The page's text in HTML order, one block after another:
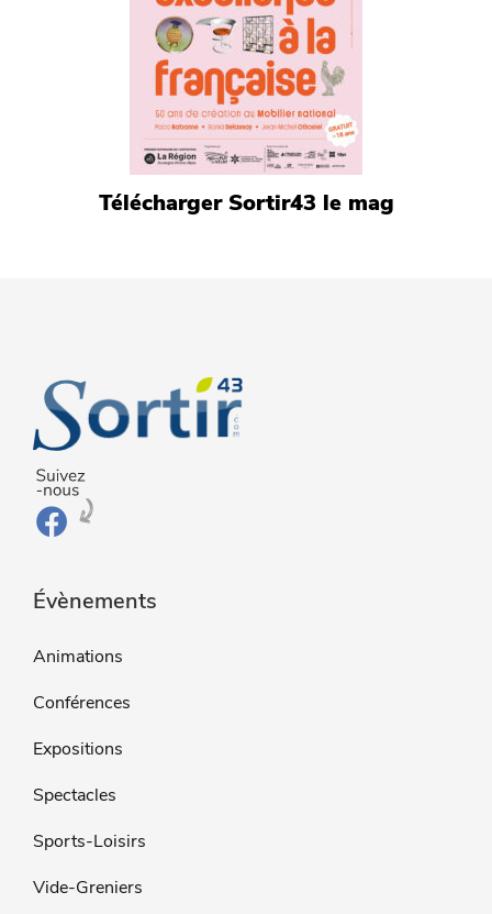
Télécharger Sortir43 le mag
Évènements
Animations
Conférences
Expositions
Spectacles
Sports-Loisirs
Vide-Greniers